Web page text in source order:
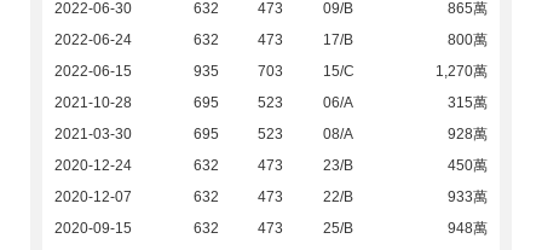
2022-06-30
632 473 09/B
865萬
2022-06-24
632 473 17/B
800萬
2022-06-15
935 703 15/C
1,270萬
2021-10-28
695 523 06/A
315萬
2021-03-30
695 523 08/A
928萬
2020-12-24
632 473 23/B
450萬
2020-12-07
632 473 22/B
933萬
2020-09-15
632 473 25/B
948萬